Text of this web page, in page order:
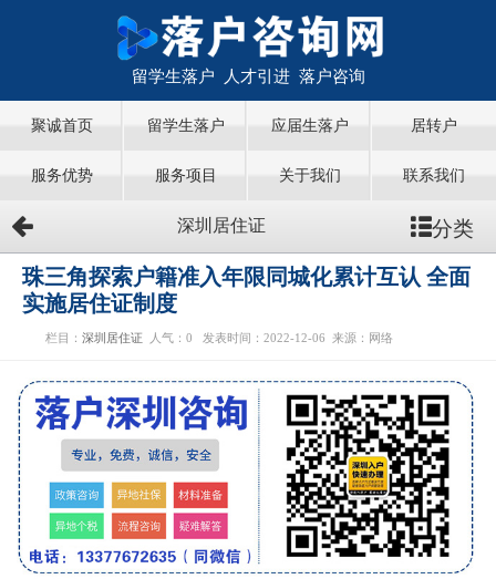
留学生落户 人才引进 落户咨询
聚诚首页 留学生落户 应届生落户 居转户
服务优势 服务项目 关于我们 联系我们
深圳居住证 分类
珠三角探索户籍准入年限同城化累计互认 全面
实施居住证制度
栏目： 深圳居住证 人气： 0 发表时间：2022-12-06 来源：网络